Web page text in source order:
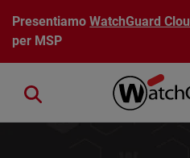
Salta al contenuto principale
PresentiamoWatchGuard
per MSP
Close search